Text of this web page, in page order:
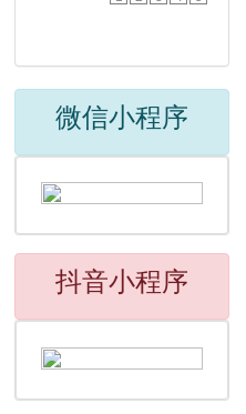
微信小程序
抖音小程序